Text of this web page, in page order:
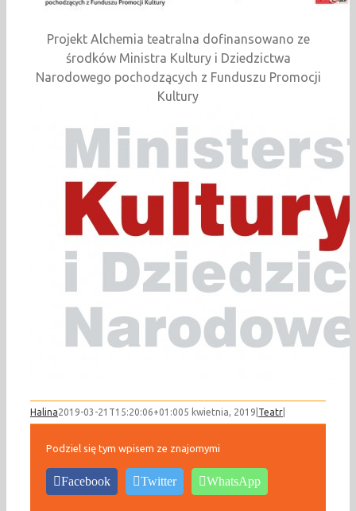
Projekt Alchemia teatralna dofinansowano ze
środków Ministra Kultury i Dziedzictwa
Narodowego pochodzących z Funduszu Promocji
Kultury
Halina2019-03-21T15:20:06+01:005 kwietnia, 2019 Teatr
Podziel się tym wpisem ze znajomymi
Facebook Twitter WhatsApp